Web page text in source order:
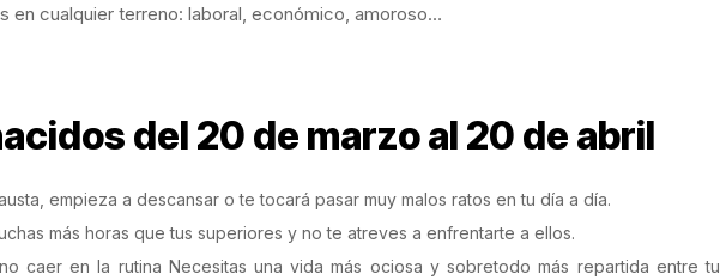
en cualquier terreno: laboral, económico, amoroso…
del 20 de marzo al 20 de abril
empieza a descansar o te tocará pasar muy malos ratos en tu día a día.
más horas que tus superiores y no te atreves a enfrentarte a ellos.
caer en la rutina Necesitas una vida más ociosa y sobretodo más repartida entre tu